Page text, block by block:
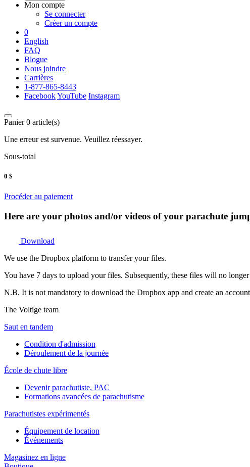
Mon compte
Se connecter
Créer un compte
0
English
FAQ
Blogue
Nous joindre
Carrières
1-877-865-8443
FacebookYouTube Instagram
Panier0 article(s)
Une erreur est survenue. Veuillez réessayer.
Sous-total
0 $
Procéder au paiement
Here are your photos and/or videos of your parachute
Download
We use the Dropbox platform to transfer your files.
You have 7 days to upload your files. Subsequently, these files will no
N.B. It is not mandatory to download the Dropbox app and create an
The Voltige team
Saut en tandem
Condition d'admission
Déroulement de la journée
École de chute libre
Devenir parachutiste, PAC
Formations avancées de parachutisme
Parachutistes expérimentés
Équipement de location
Événements
Magasinez en ligne